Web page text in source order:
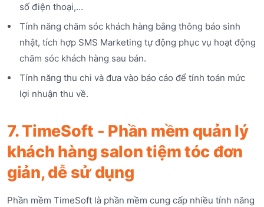
số điện thoại,…
Tính năng chăm sóc khách hàng bằng thông báo sinh
nhật, tích hợp SMS Marketing tự động phục vụ hoạt động
chăm sóc khách hàng sau bán.
Tính năng thu chi và đưa vào báo cáo để tính toán mức
lợi nhuận thu về.
7. TimeSoft - Phần mềm quản lý
khách hàng salon tiệm tóc đơn
giản, dễ sử dụng
Phần mềm TimeSoft là phần mềm cung cấp nhiều tính năng